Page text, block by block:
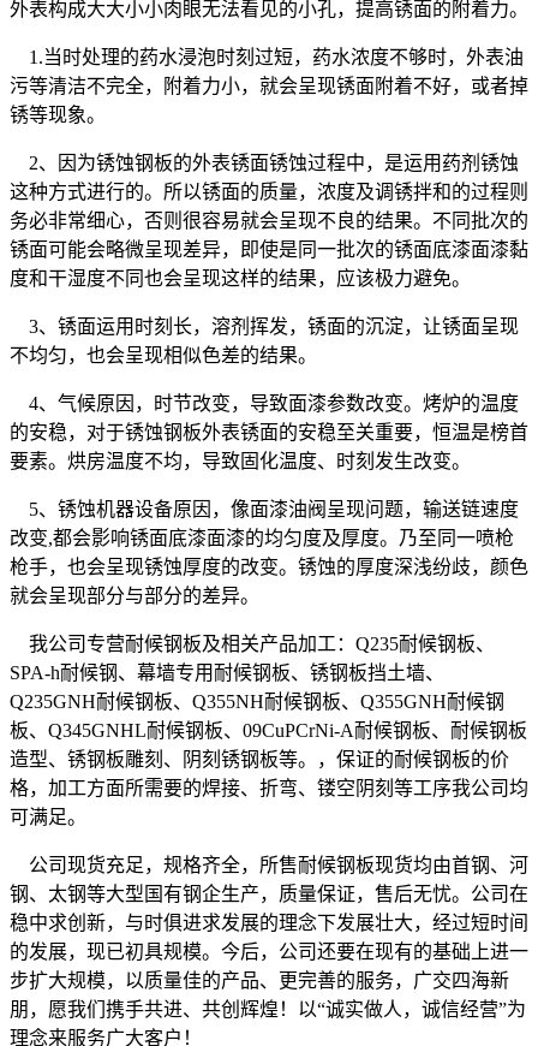
外表构成大大小小肉眼无法看见的小孔，提高锈面的附着力。
1.当时处理的药水浸泡时刻过短，药水浓度不够时，外表油
污等清洁不完全，附着力小，就会呈现锈面附着不好，或者掉
锈等现象。
2、因为锈蚀钢板的外表锈面锈蚀过程中，是运用药剂锈蚀
这种方式进行的。所以锈面的质量，浓度及调锈拌和的过程则
务必非常细心，否则很容易就会呈现不良的结果。不同批次的
锈面可能会略微呈现差异，即使是同一批次的锈面底漆面漆黏
度和干湿度不同也会呈现这样的结果，应该极力避免。
3、锈面运用时刻长，溶剂挥发，锈面的沉淀，让锈面呈现
不均匀，也会呈现相似色差的结果。
4、气候原因，时节改变，导致面漆参数改变。烤炉的温度
的安稳，对于锈蚀钢板外表锈面的安稳至关重要，恒温是榜首
要素。烘房温度不均，导致固化温度、时刻发生改变。
5、锈蚀机器设备原因，像面漆油阀呈现问题，输送链速度
改变,都会影响锈面底漆面漆的均匀度及厚度。乃至同一喷枪
枪手，也会呈现锈蚀厚度的改变。锈蚀的厚度深浅纷歧，颜色
就会呈现部分与部分的差异。
我公司专营耐候钢板及相关产品加工：Q235耐候钢板、
SPA-h耐候钢、幕墙专用耐候钢板、锈钢板挡土墙、
Q235GNH耐候钢板、Q355NH耐候钢板、Q355GNH耐候钢
板、Q345GNHL耐候钢板、09CuPCrNi-A耐候钢板、耐候钢板
造型、锈钢板雕刻、阴刻锈钢板等。，保证的耐候钢板的价
格，加工方面所需要的焊接、折弯、镂空阴刻等工序我公司均
可满足。
公司现货充足，规格齐全，所售耐候钢板现货均由首钢、河
钢、太钢等大型国有钢企生产，质量保证，售后无忧。公司在
稳中求创新，与时俱进求发展的理念下发展壮大，经过短时间
的发展，现已初具规模。今后，公司还要在现有的基础上进一
步扩大规模，以质量佳的产品、更完善的服务，广交四海新
朋，愿我们携手共进、共创辉煌！以“诚实做人，诚信经营”为
理念来服务广大客户！